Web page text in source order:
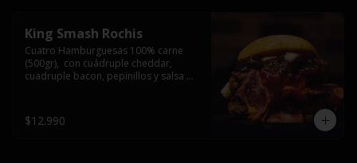
King Smash Rochis
Cuatro Hamburguesas 100% carne
(500gr),  con cuádruple cheddar,
cuadruple bacon, pepinillos y salsa
$12.990